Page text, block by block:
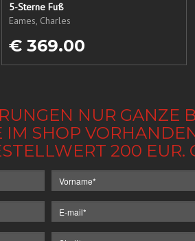
5-Sterne Fuß
Eames, Charles
€ 369.00
NUR GANZE
SHOP
200